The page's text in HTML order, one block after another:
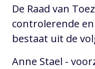
De Raad van
controlerende
bestaat uit de
Anne Stael -